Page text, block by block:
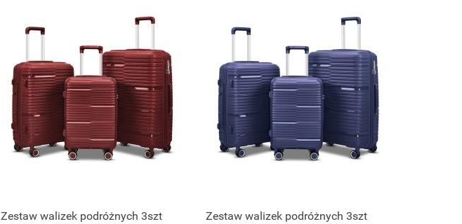
Zestaw walizek podróżnych 3szt
Zestaw walizek podróżnych 3szt